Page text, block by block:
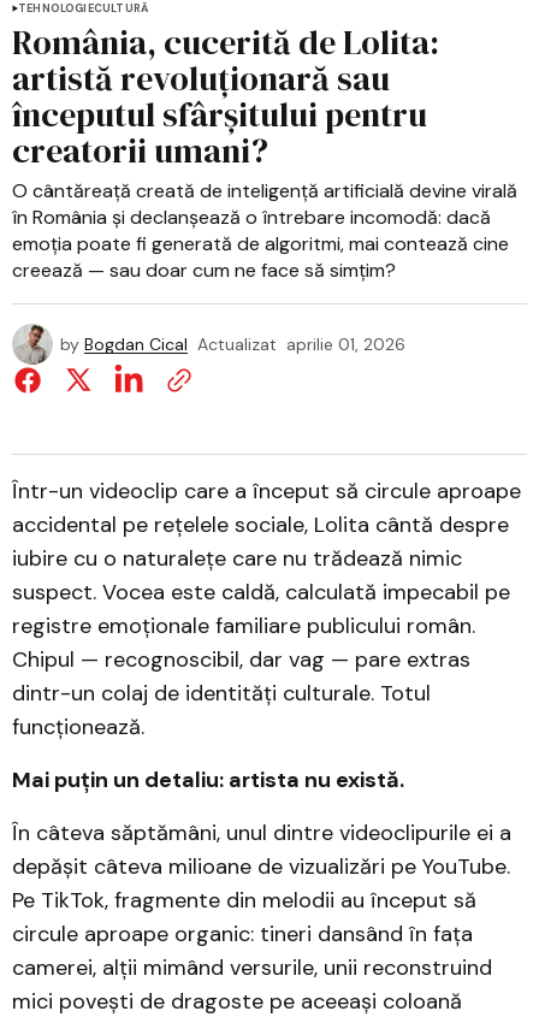
TEHNOLOGIECULTURĂ
România, cucerită de Lolita:
artistă revoluționară sau
începutul sfârșitului pentru
creatorii umani?
O cântăreață creată de inteligență artificială devine virală
în România și declanșează o întrebare incomodă: dacă
emoția poate fi generată de algoritmi, mai contează cine
creează — sau doar cum ne face să simțim?
by Bogdan Cical Actualizat aprilie 01, 2026
Într-un videoclip care a început să circule aproape
accidental pe rețelele sociale, Lolita cântă despre
iubire cu o naturalețe care nu trădează nimic
suspect. Vocea este caldă, calculată impecabil pe
registre emoționale familiare publicului român.
Chipul — recognoscibil, dar vag — pare extras
dintr-un colaj de identități culturale. Totul
funcționează.
Mai puțin un detaliu: artista nu există.
În câteva săptămâni, unul dintre videoclipurile ei a
depășit câteva milioane de vizualizări pe YouTube.
Pe TikTok, fragmente din melodii au început să
circule aproape organic: tineri dansând în fața
camerei, alții mimând versurile, unii reconstruind
mici povești de dragoste pe aceeași coloană